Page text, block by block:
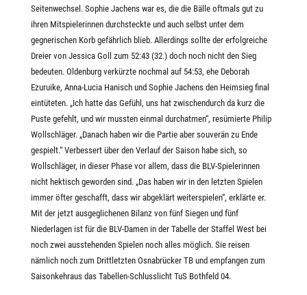
Seitenwechsel. Sophie Jachens war es, die die Bälle oftmals gut zu
ihren Mitspielerinnen durchsteckte und auch selbst unter dem
gegnerischen Korb gefährlich blieb. Allerdings sollte der erfolgreiche
Dreier von Jessica Goll zum 52:43 (32.) doch noch nicht den Sieg
bedeuten. Oldenburg verkürzte nochmal auf 54:53, ehe Deborah
Ezuruike, Anna-Lucia Hanisch und Sophie Jachens den Heimsieg final
eintüteten. „Ich hatte das Gefühl, uns hat zwischendurch da kurz die
Puste gefehlt, und wir mussten einmal durchatmen“, resümierte Philip
Wollschläger. „Danach haben wir die Partie aber souverän zu Ende
gespielt.“ Verbessert über den Verlauf der Saison habe sich, so
Wollschläger, in dieser Phase vor allem, dass die BLV-Spielerinnen
nicht hektisch geworden sind. „Das haben wir in den letzten Spielen
immer öfter geschafft, dass wir abgeklärt weiterspielen“, erklärte er.
Mit der jetzt ausgeglichenen Bilanz von fünf Siegen und fünf
Niederlagen ist für die BLV-Damen in der Tabelle der Staffel West bei
noch zwei ausstehenden Spielen noch alles möglich. Sie reisen
nämlich noch zum Drittletzten Osnabrücker TB und empfangen zum
Saisonkehraus das Tabellen-Schlusslicht TuS Bothfeld 04.